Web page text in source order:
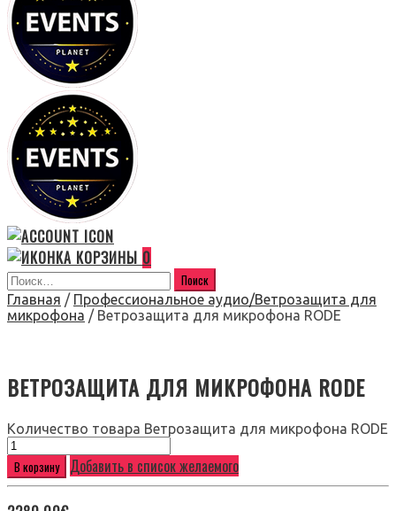
0
Главная / Профессиональное аудио/Ветрозащита для
микрофона / Ветрозащита для микрофона RODE
ВЕТРОЗАЩИТА ДЛЯ МИКРОФОНА RODE
Количество товара Ветрозащита для микрофона RODE
В корзину Добавить в список желаемого